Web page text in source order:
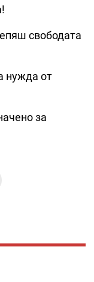
свободата
нужда от
за